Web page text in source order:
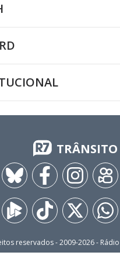
TRÂNSITO
reservados - 2009-2026- Rádio